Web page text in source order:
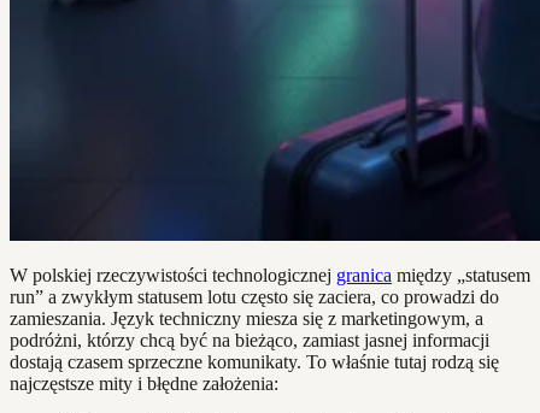
W polskiej rzeczywistości technologicznej granica między „statusem
run” a zwykłym statusem lotu często się zaciera, co prowadzi do
zamieszania. Język techniczny miesza się z marketingowym, a
podróżni, którzy chcą być na bieżąco, zamiast jasnej informacji
dostają czasem sprzeczne komunikaty. To właśnie tutaj rodzą się
najczęstsze mity i błędne założenia: